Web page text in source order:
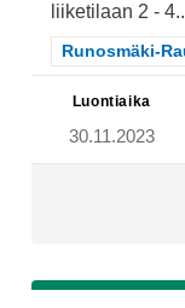
liiketilaan 2 -
Rajaa tulokset
Runosmäki-
Luontiaika
30.11.2023